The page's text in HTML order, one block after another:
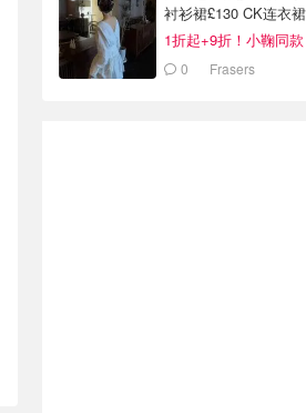
衬衫裙£130 CK连衣裙
1折起+9折！小鞠同款
Ganni£88
0 Frasers